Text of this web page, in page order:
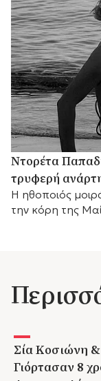
Ντορέτα
τρυφερή
Η ηθοποιός
την κόρη της
Σία Κοσιώνη
Γιόρτασαν 8